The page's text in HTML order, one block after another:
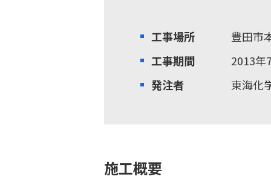
工事場所
豊田市
工事期間
2013年
発注者
東海化
施工概要